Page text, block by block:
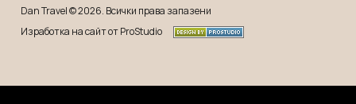
Dan Travel © 2026. Всички права запазени
Изработка на сайт от ProStudio